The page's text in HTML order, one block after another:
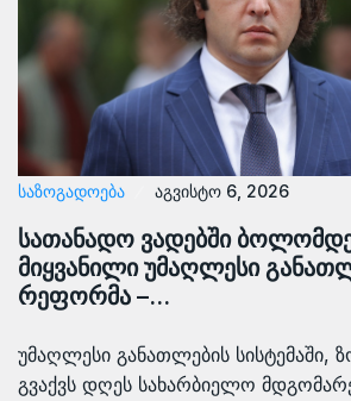
ᲡᲐᲖᲝᲒᲐᲓᲝᲔᲑᲐ აგვისტო 6, 2026
სათანადო ვადებში ბოლომდე
მიყვანილი უმაღლესი
რეფორმა –…
უმაღლესი განათლების სისტემაში,
გვაქვს დღეს სახარბიელო